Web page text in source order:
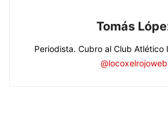
Tomás
Periodista. Cubro al Club Atlético
@locoxelrojoweb